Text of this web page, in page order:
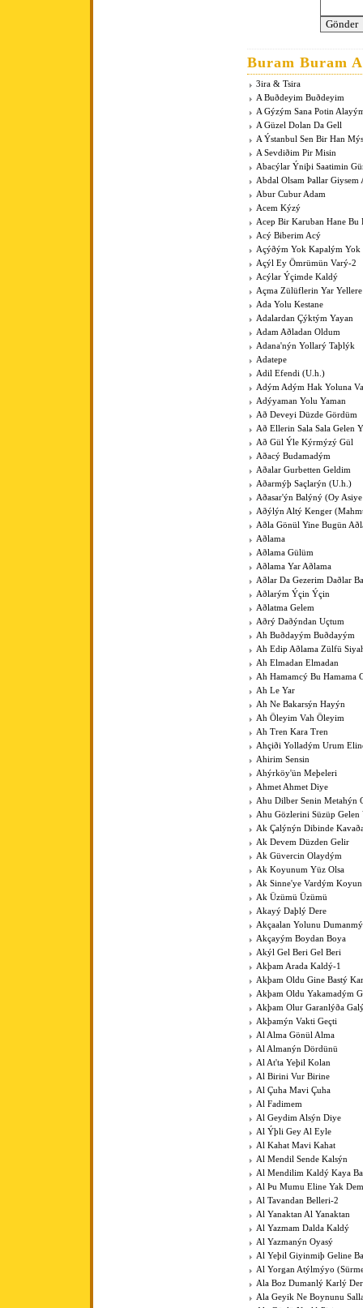
Buram Buram
3ira & Tsira
A Buðdeyim Buðdeyim
A Gýzým Sana Potin
A Güzel Dolan Da Gell
A Ýstanbul Sen Bir Han
A Sevdiðim Pir Misin
Abacýlar Ýniþi Saatimin
Abdal Olsam Þallar Giysem
Abur Cubur Adam
Acem Kýzý
Acep Bir Karuban Hane Bu
Acý Biberim Acý
Açýðým Yok Kapalým Yok
Açýl Ey Ömrümün Varý-2
Acýlar Ýçimde Kaldý
Açma Zülüflerin Yar
Ada Yolu Kestane
Adalardan Çýktým Yayan
Adam Aðladan Oldum
Adana'nýn Yollarý Taþlýk
Adatepe
Adil Efendi (U.h.)
Adým Adým Hak Yoluna
Adýyaman Yolu Yaman
Að Deveyi Düzde Gördüm
Að Ellerin Sala Sala Gelen
Að Gül Ýle Kýrmýzý Gül
Aðacý Budamadým
Aðalar Gurbetten Geldim
Aðarmýþ Saçlarýn (U.h.)
Aðasar'ýn Balýný (Oy
Aðýlýn Altý Kenger
Aðla Gönül Yine Bugün
Aðlama
Aðlama Gülüm
Aðlama Yar Aðlama
Aðlar Da Gezerim Daðlar
Aðlarým Ýçin Ýçin
Aðlatma Gelem
Aðrý Daðýndan Uçtum
Ah Buðdayým Buðdayým
Ah Edip Aðlama Zülfü
Ah Elmadan Elmadan
Ah Hamamcý Bu Hamama
Ah Le Yar
Ah Ne Bakarsýn Hayýn
Ah Öleyim Vah Öleyim
Ah Tren Kara Tren
Ahçiði Yolladým Urum
Ahirim Sensin
Ahýrköy'ün Meþeleri
Ahmet Ahmet Diye
Ahu Dilber Senin Metahýn
Ahu Gözlerini Süzüp Gelen
Ak Çalýnýn Dibinde
Ak Devem Düzden Gelir
Ak Güvercin Olaydým
Ak Koyunum Yüz Olsa
Ak Sinne'ye Vardým Koyun
Ak Üzümü Üzümü
Akayý Daþlý Dere
Akçaalan Yolunu
Akçayým Boydan Boya
Akýl Gel Beri Gel Beri
Akþam Arada Kaldý-1
Akþam Oldu Gine Bastý
Akþam Oldu Yakamadým
Akþam Olur Garanlýða
Akþamýn Vakti Geçti
Al Alma Gönül Alma
Al Almanýn Dördünü
Al At'ta Yeþil Kolan
Al Birini Vur Birine
Al Çuha Mavi Çuha
Al Fadimem
Al Geydim Alsýn Diye
Al Ýþli Gey Al Eyle
Al Kahat Mavi Kahat
Al Mendil Sende Kalsýn
Al Mendilim Kaldý Kaya
Al Þu Mumu Eline Yak
Al Tavandan Belleri-2
Al Yanaktan Al Yanaktan
Al Yazmam Dalda Kaldý
Al Yazmanýn Oyasý
Al Yeþil Giyinmiþ Geline
Al Yorgan Atýlmýyo
Ala Boz Dumanlý Karlý
Ala Geyik Ne Boynunu